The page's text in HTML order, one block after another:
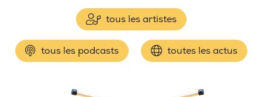
tous les artistes
tous les podcasts toutes les actus